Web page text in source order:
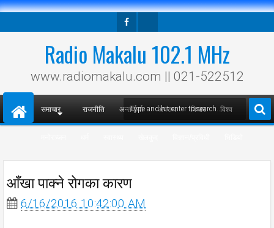
Radio Makalu 102.1 MHz
www.radiomakalu.com || 021-522512
समाचार राजनीति अन्तर्वार्ता अपराध विचार विश्व
आँखा पाक्ने रोगका कारण
6/16/2016 10:42:00 AM